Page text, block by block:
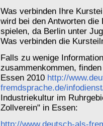
Was verbinden Ihre
wird bei den Antworten
spielen, da Berlin unter
Was verbinden die
Falls zu wenige
zusammenkommen,
Essen 2010 http://
fremdsprache.de/
Industriekultur im
Zollverein" in Essen:
http://www.deutsch-als-